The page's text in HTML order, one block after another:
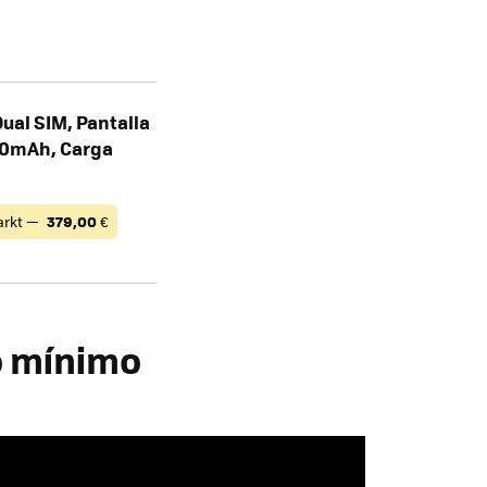
SIM, Pantalla
Carga
— 379,00€
mínimo